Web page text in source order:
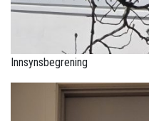
Innsynsbegrening